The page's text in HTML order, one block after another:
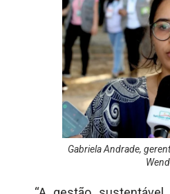
Gabriela Andrade,